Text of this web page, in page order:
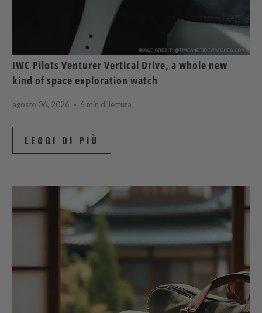
IWC Pilots Venturer Vertical Drive, a whole new
kind of space exploration watch
agosto 06, 2026 6 min di lettura
LEGGI DI PIÙ